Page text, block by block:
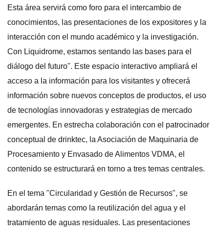
Esta área servirá como foro para el intercambio de
conocimientos, las presentaciones de los expositores y la
interacción con el mundo académico y la investigación.
Con Liquidrome, estamos sentando las bases para el
diálogo del futuro". Este espacio interactivo ampliará el
acceso a la información para los visitantes y ofrecerá
información sobre nuevos conceptos de productos, el uso
de tecnologías innovadoras y estrategias de mercado
emergentes. En estrecha colaboración con el patrocinador
conceptual de drinktec, la Asociación de Maquinaria de
Procesamiento y Envasado de Alimentos VDMA, el
contenido se estructurará en torno a tres temas centrales.
En el tema "Circularidad y Gestión de Recursos", se
abordarán temas como la reutilización del agua y el
tratamiento de aguas residuales. Las presentaciones